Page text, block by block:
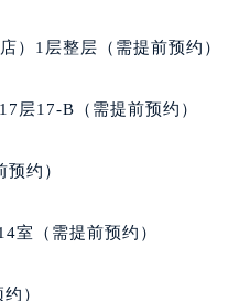
心（需提前预约）
中心（需提前预约）
中心（需提前预约）
务中心（需提前预约）
口宝玑售后服务中心（需提前
）1层整层（需提前预约）
层17-B（需提前预约）
约）
室（需提前预约）
）